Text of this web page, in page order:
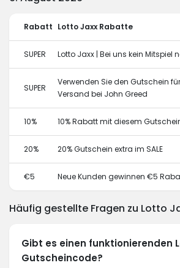
Rabatt Lotto Jaxx Rabatte
SUPER Lotto Jaxx | Bei uns kein Mitspiel
SUPER
Verwenden Sie den Gutschein
Versand bei John Greed
10% 10% Rabatt mit diesem
20% 20% Gutschein extra im SALE
€5 Neue Kunden gewinnen €5
Häufig gestellte Fragen zu Lotto
Gibt es einen funktionierenden
Gutscheincode?